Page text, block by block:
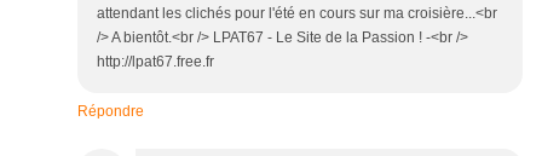
attendant les clichés pour l'été en cours sur ma croisière...<br
/> A bientôt.<br /> LPAT67 - Le Site de la Passion ! -<br />
http://lpat67.free.fr
Répondre